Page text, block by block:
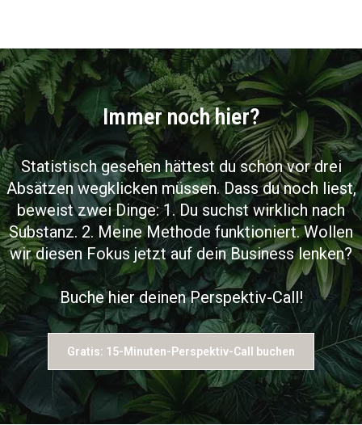
Immer noch hier?
Statistisch gesehen hättest du schon vor drei
Absätzen wegklicken müssen. Dass du noch liest,
beweist zwei Dinge: 1. Du suchst wirklich nach
Substanz. 2. Meine Methode funktioniert. Wollen
wir diesen Fokus jetzt auf dein Business lenken?
Buche hier deinen Perspektiv-Call!
Gratis: 15-Minuten-Perspektiv-Call buchen